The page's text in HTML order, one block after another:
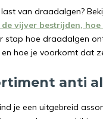
van draadalgen?
vijver bestrijden, hoe
stap hoe draadalgen
hoe je voorkomt dat
anti
je een uitgebreid